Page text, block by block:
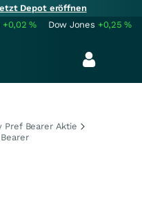
Depot eröffnen
+0,02% Dow Jones +0,25%
Pref Bearer Aktie